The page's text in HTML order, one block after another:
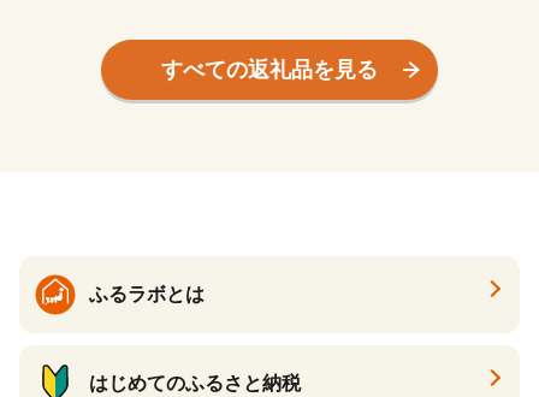
すべての返礼品を見る
ふるラボとは
はじめてのふるさと納税